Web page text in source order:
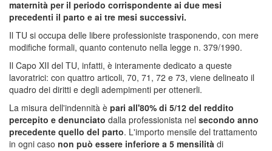
maternità per il periodo corrispondente ai due mesi
precedenti il parto e ai tre mesi successivi.
Il TU si occupa delle libere professioniste trasponendo, con mere
modifiche formali, quanto contenuto nella legge n. 379/1990.
Il Capo XII del TU, infatti, è interamente dedicato a queste
lavoratrici: con quattro articoli, 70, 71, 72 e 73, viene delineato il
quadro dei diritti e degli adempimenti per ottenerli.
La misura dell'indennità è pari all'80% di 5/12 del reddito
percepito e denunciato dalla professionista nel secondo anno
precedente quello del parto. L'importo mensile del trattamento
in ogni caso non può essere inferiore a 5 mensilità di